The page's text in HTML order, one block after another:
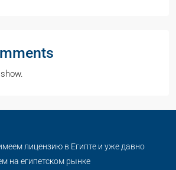
лицензию в Египте и уже давно
на египетском рынке